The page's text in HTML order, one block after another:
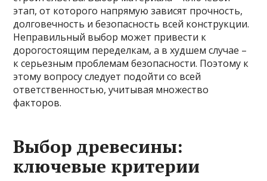
этап, от которого напрямую зависят прочность,
долговечность и безопасность всей конструкции.
Неправильный выбор может привести к
дорогостоящим переделкам, а в худшем случае –
к серьезным проблемам безопасности. Поэтому к
этому вопросу следует подойти со всей
ответственностью, учитывая множество
факторов.
Выбор древесины:
ключевые критерии